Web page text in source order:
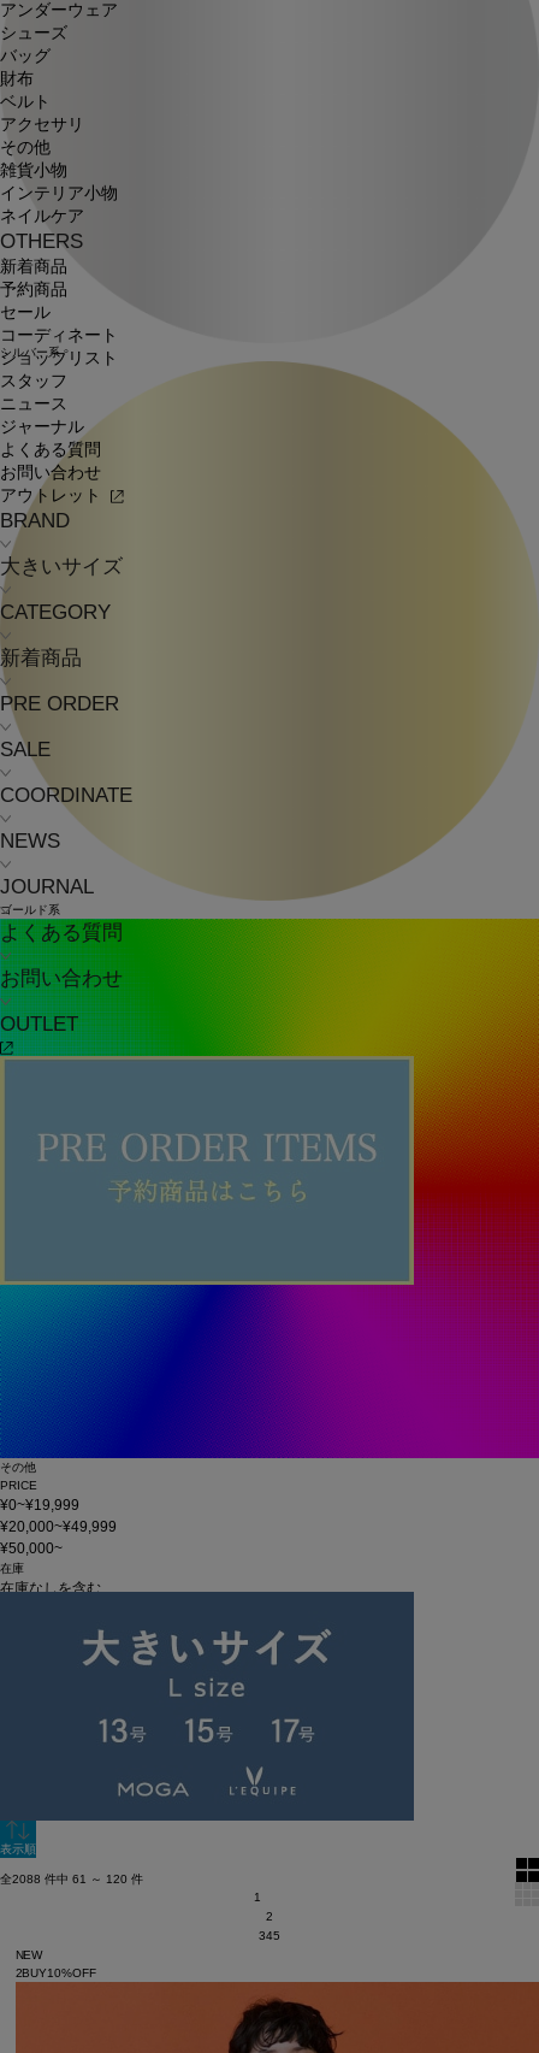
アンダーウェア
シューズ
バッグ
財布
ベルト
アクセサリ
その他
雑貨小物
インテリア小物
ネイルケア
OTHERS
新着商品
予約商品
セール
コーディネート
ショップリスト
スタッフ
ニュース
ジャーナル
よくある質問
お問い合わせ
アウトレット
BRAND
大きいサイズ
CATEGORY
新着商品
PRE ORDER
SALE
COORDINATE
NEWS
JOURNAL
よくある質問
お問い合わせ
OUTLET
シルバー系
ゴールド系
その他
PRICE
¥0~¥19,999
¥20,000~¥49,999
¥50,000~
在庫
在庫なしを含む
表示順
全2088 件中 61 ～ 120 件
1
2
345
NEW
2BUY10%OFF